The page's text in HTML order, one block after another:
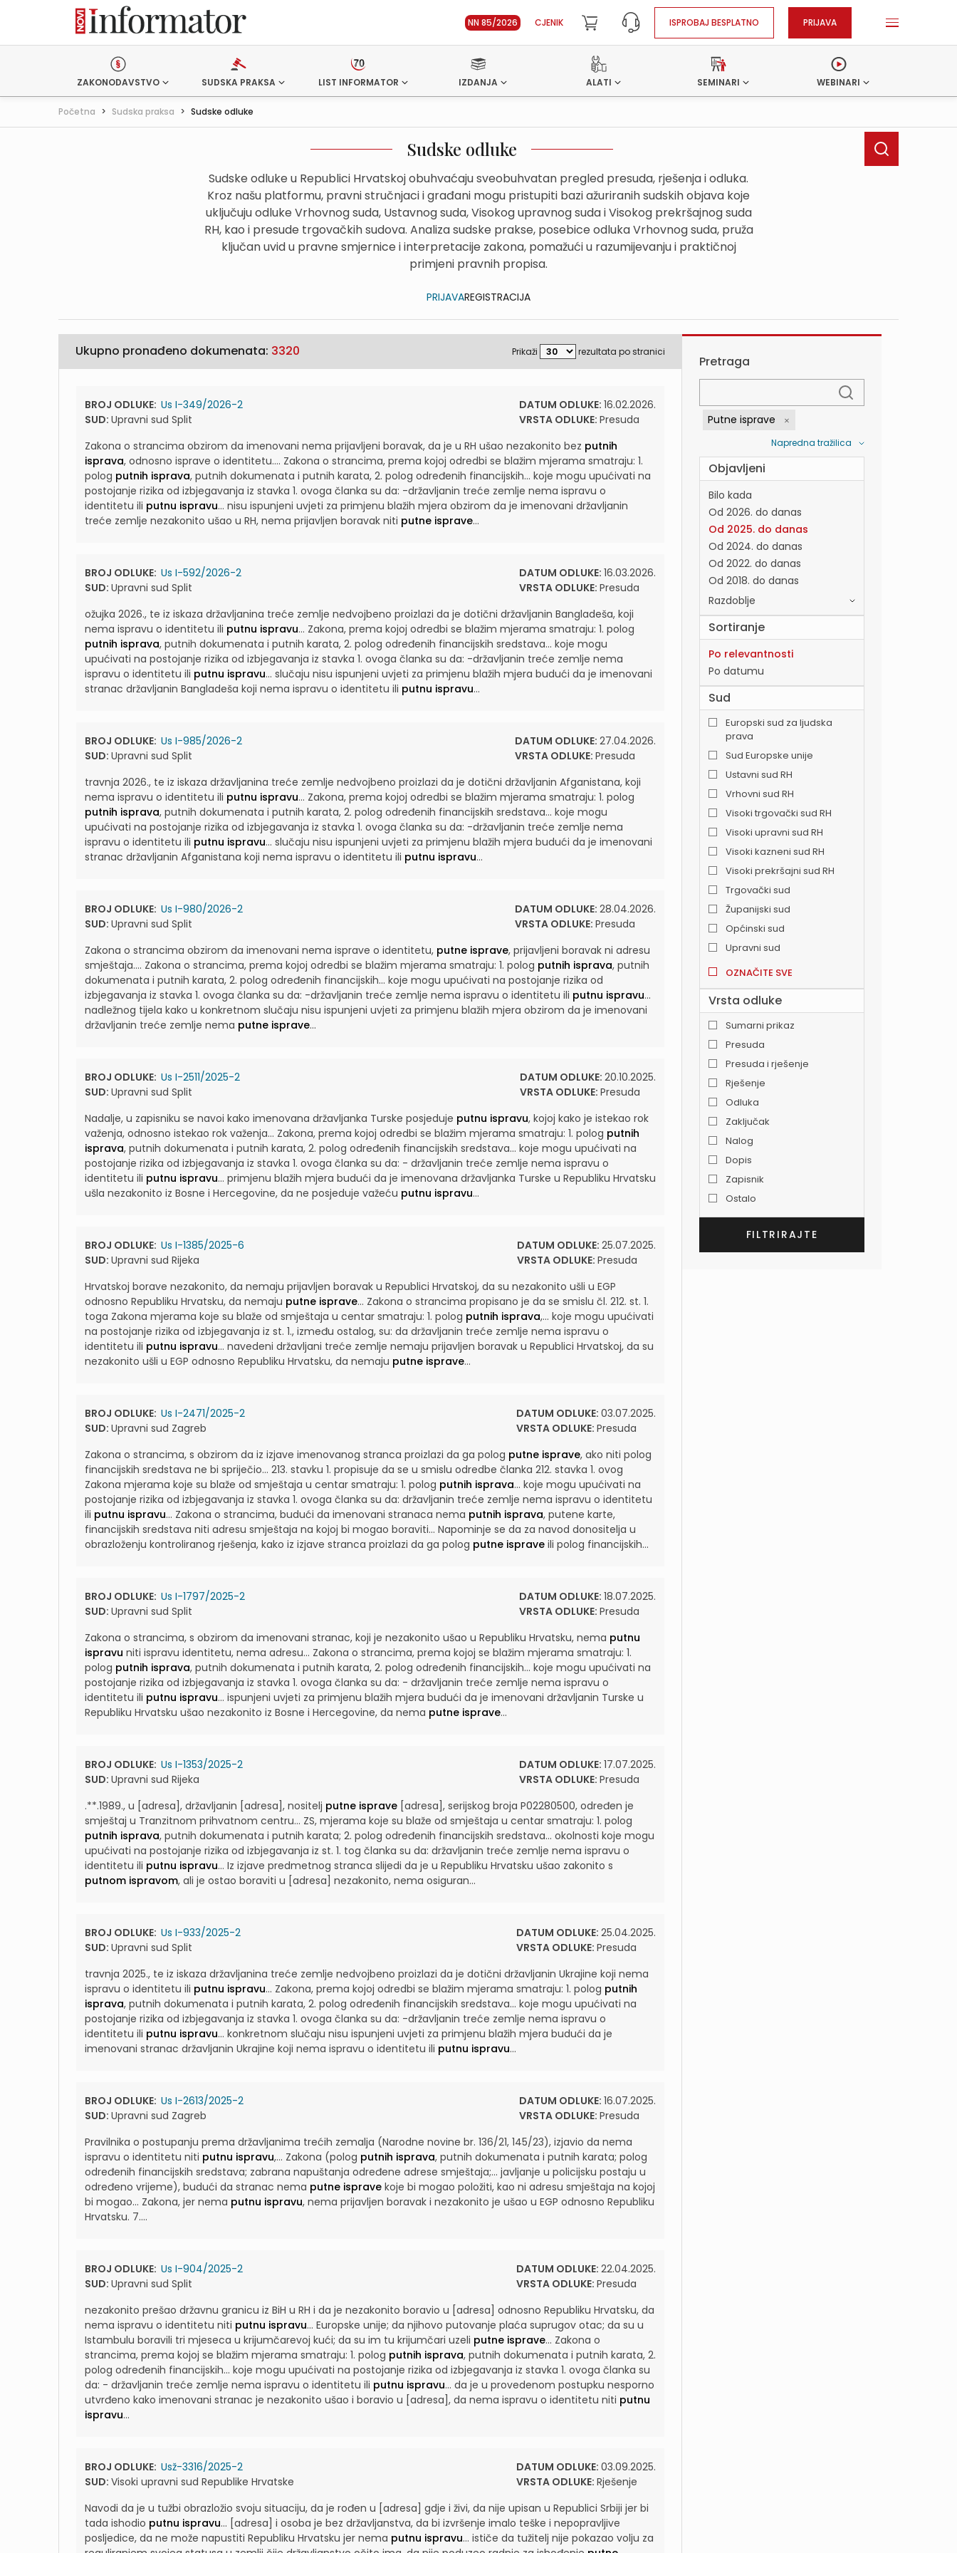
NN 85/2026 CJENIK ISPROBAJ BESPLATNO PRIJAVA
ZAKONODAVSTVO SUDSKA PRAKSA LIST INFORMATOR IZDANJA ALATI SEMINARI WEBINARI
Početna > Sudska praksa > Sudske odluke
Sudske odluke
Sudske odluke u Republici Hrvatskoj obuhvaćaju sveobuhvatan pregled presuda, rješenja i odluka.
Kroz našu platformu, pravni stručnjaci i građani mogu pristupiti bazi ažuriranih sudskih objava koje
uključuju odluke Vrhovnog suda, Ustavnog suda, Visokog upravnog suda i Visokog prekršajnog suda
RH, kao i presude trgovačkih sudova. Analiza sudske prakse, posebice odluka Vrhovnog suda, pruža
ključan uvid u pravne smjernice i interpretacije zakona, pomažući u razumijevanju i praktičnoj
primjeni pravnih propisa.
PRIJAVAREGISTRACIJA
Ukupno pronađeno dokumenata: 3320 Prikaži rezultata po stranici
BROJ ODLUKE: Us I-349/2026-2
SUD: Upravni sud Split
DATUM ODLUKE: 16.02.2026.
VRSTA ODLUKE: Presuda
Zakona o strancima obzirom da imenovani nema prijavljeni boravak, da je u RH ušao nezakonito bez putnih
isprava, odnosno isprave o identitetu.... Zakona o strancima, prema kojoj odredbi se blažim mjerama smatraju: 1.
polog putnih isprava, putnih dokumenata i putnih karata, 2. polog određenih financijskih... koje mogu upućivati na
postojanje rizika od izbjegavanja iz stavka 1. ovoga članka su da: -državljanin treće zemlje nema ispravu o
identitetu ili putnu ispravu... nisu ispunjeni uvjeti za primjenu blažih mjera obzirom da je imenovani državljanin
treće zemlje nezakonito ušao u RH, nema prijavljen boravak niti putne isprave...
BROJ ODLUKE: Us I-592/2026-2
SUD: Upravni sud Split
DATUM ODLUKE: 16.03.2026.
VRSTA ODLUKE: Presuda
ožujka 2026., te iz iskaza državljanina treće zemlje nedvojbeno proizlazi da je dotični državljanin Bangladeša, koji
nema ispravu o identitetu ili putnu ispravu... Zakona, prema kojoj odredbi se blažim mjerama smatraju: 1. polog
putnih isprava, putnih dokumenata i putnih karata, 2. polog određenih financijskih sredstava... koje mogu
upućivati na postojanje rizika od izbjegavanja iz stavka 1. ovoga članka su da: -državljanin treće zemlje nema
ispravu o identitetu ili putnu ispravu... slučaju nisu ispunjeni uvjeti za primjenu blažih mjera budući da je imenovani
stranac državljanin Bangladeša koji nema ispravu o identitetu ili putnu ispravu...
BROJ ODLUKE: Us I-985/2026-2
SUD: Upravni sud Split
DATUM ODLUKE: 27.04.2026.
VRSTA ODLUKE: Presuda
travnja 2026., te iz iskaza državljanina treće zemlje nedvojbeno proizlazi da je dotični državljanin Afganistana, koji
nema ispravu o identitetu ili putnu ispravu... Zakona, prema kojoj odredbi se blažim mjerama smatraju: 1. polog
putnih isprava, putnih dokumenata i putnih karata, 2. polog određenih financijskih sredstava... koje mogu
upućivati na postojanje rizika od izbjegavanja iz stavka 1. ovoga članka su da: -državljanin treće zemlje nema
ispravu o identitetu ili putnu ispravu... slučaju nisu ispunjeni uvjeti za primjenu blažih mjera budući da je imenovani
stranac državljanin Afganistana koji nema ispravu o identitetu ili putnu ispravu...
BROJ ODLUKE: Us I-980/2026-2
SUD: Upravni sud Split
DATUM ODLUKE: 28.04.2026.
VRSTA ODLUKE: Presuda
Zakona o strancima obzirom da imenovani nema isprave o identitetu, putne isprave, prijavljeni boravak ni adresu
smještaja.... Zakona o strancima, prema kojoj odredbi se blažim mjerama smatraju: 1. polog putnih isprava, putnih
dokumenata i putnih karata, 2. polog određenih financijskih... koje mogu upućivati na postojanje rizika od
izbjegavanja iz stavka 1. ovoga članka su da: -državljanin treće zemlje nema ispravu o identitetu ili putnu ispravu...
nadležnog tijela kako u konkretnom slučaju nisu ispunjeni uvjeti za primjenu blažih mjera obzirom da je imenovani
državljanin treće zemlje nema putne isprave...
BROJ ODLUKE: Us I-2511/2025-2
SUD: Upravni sud Split
DATUM ODLUKE: 20.10.2025.
VRSTA ODLUKE: Presuda
Nadalje, u zapisniku se navoi kako imenovana državljanka Turske posjeduje putnu ispravu, kojoj kako je istekao rok
važenja, odnosno istekao rok važenja... Zakona, prema kojoj odredbi se blažim mjerama smatraju: 1. polog putnih
isprava, putnih dokumenata i putnih karata, 2. polog određenih financijskih sredstava... koje mogu upućivati na
postojanje rizika od izbjegavanja iz stavka 1. ovoga članka su da: - državljanin treće zemlje nema ispravu o
identitetu ili putnu ispravu... primjenu blažih mjera budući da je imenovana državljanka Turske u Republiku Hrvatsku
ušla nezakonito iz Bosne i Hercegovine, da ne posjeduje važeću putnu ispravu...
BROJ ODLUKE: Us I-1385/2025-6
SUD: Upravni sud Rijeka
DATUM ODLUKE: 25.07.2025.
VRSTA ODLUKE: Presuda
Hrvatskoj borave nezakonito, da nemaju prijavljen boravak u Republici Hrvatskoj, da su nezakonito ušli u EGP
odnosno Republiku Hrvatsku, da nemaju putne isprave... Zakona o strancima propisano je da se smislu čl. 212. st. 1.
toga Zakona mjerama koje su blaže od smještaja u centar smatraju: 1. polog putnih isprava,... koje mogu upućivati
na postojanje rizika od izbjegavanja iz st. 1., između ostalog, su: da državljanin treće zemlje nema ispravu o
identitetu ili putnu ispravu... navedeni državljani treće zemlje nemaju prijavljen boravak u Republici Hrvatskoj, da su
nezakonito ušli u EGP odnosno Republiku Hrvatsku, da nemaju putne isprave...
BROJ ODLUKE: Us I-2471/2025-2
SUD: Upravni sud Zagreb
DATUM ODLUKE: 03.07.2025.
VRSTA ODLUKE: Presuda
Zakona o strancima, s obzirom da iz izjave imenovanog stranca proizlazi da ga polog putne isprave, ako niti polog
financijskih sredstava ne bi spriječio... 213. stavku 1. propisuje da se u smislu odredbe članka 212. stavka 1. ovog
Zakona mjerama koje su blaže od smještaja u centar smatraju: 1. polog putnih isprava... koje mogu upućivati na
postojanje rizika od izbjegavanja iz stavka 1. ovoga članka su da: državljanin treće zemlje nema ispravu o identitetu
ili putnu ispravu... Zakona o strancima, budući da imenovani stranaca nema putnih isprava, putene karte,
financijskih sredstava niti adresu smještaja na kojoj bi mogao boraviti... Napominje se da za navod donositelja u
obrazloženju kontroliranog rješenja, kako iz izjave stranca proizlazi da ga polog putne isprave ili polog financijskih...
BROJ ODLUKE: Us I-1797/2025-2
SUD: Upravni sud Split
DATUM ODLUKE: 18.07.2025.
VRSTA ODLUKE: Presuda
Zakona o strancima, s obzirom da imenovani stranac, koji je nezakonito ušao u Republiku Hrvatsku, nema putnu
ispravu niti ispravu identitetu, nema adresu... Zakona o strancima, prema kojoj se blažim mjerama smatraju: 1.
polog putnih isprava, putnih dokumenata i putnih karata, 2. polog određenih financijskih... koje mogu upućivati na
postojanje rizika od izbjegavanja iz stavka 1. ovoga članka su da: - državljanin treće zemlje nema ispravu o
identitetu ili putnu ispravu... ispunjeni uvjeti za primjenu blažih mjera budući da je imenovani državljanin Turske u
Republiku Hrvatsku ušao nezakonito iz Bosne i Hercegovine, da nema putne isprave...
BROJ ODLUKE: Us I-1353/2025-2
SUD: Upravni sud Rijeka
DATUM ODLUKE: 17.07.2025.
VRSTA ODLUKE: Presuda
.**.1989., u [adresa], državljanin [adresa], nositelj putne isprave [adresa], serijskog broja P02280500, određen je
smještaj u Tranzitnom prihvatnom centru... ZS, mjerama koje su blaže od smještaja u centar smatraju: 1. polog
putnih isprava, putnih dokumenata i putnih karata; 2. polog određenih financijskih sredstava... okolnosti koje mogu
upućivati na postojanje rizika od izbjegavanja iz st. 1. tog članka su da: državljanin treće zemlje nema ispravu o
identitetu ili putnu ispravu... Iz izjave predmetnog stranca slijedi da je u Republiku Hrvatsku ušao zakonito s
putnom ispravom, ali je ostao boraviti u [adresa] nezakonito, nema osiguran...
BROJ ODLUKE: Us I-933/2025-2
SUD: Upravni sud Split
DATUM ODLUKE: 25.04.2025.
VRSTA ODLUKE: Presuda
travnja 2025., te iz iskaza državljanina treće zemlje nedvojbeno proizlazi da je dotični državljanin Ukrajine koji nema
ispravu o identitetu ili putnu ispravu... Zakona, prema kojoj odredbi se blažim mjerama smatraju: 1. polog putnih
isprava, putnih dokumenata i putnih karata, 2. polog određenih financijskih sredstava... koje mogu upućivati na
postojanje rizika od izbjegavanja iz stavka 1. ovoga članka su da: -državljanin treće zemlje nema ispravu o
identitetu ili putnu ispravu... konkretnom slučaju nisu ispunjeni uvjeti za primjenu blažih mjera budući da je
imenovani stranac državljanin Ukrajine koji nema ispravu o identitetu ili putnu ispravu...
BROJ ODLUKE: Us I-2613/2025-2
SUD: Upravni sud Zagreb
DATUM ODLUKE: 16.07.2025.
VRSTA ODLUKE: Presuda
Pravilnika o postupanju prema državljanima trećih zemalja (Narodne novine br. 136/21, 145/23), izjavio da nema
ispravu o identitetu niti putnu ispravu,... Zakona (polog putnih isprava, putnih dokumenata i putnih karata; polog
određenih financijskih sredstava; zabrana napuštanja određene adrese smještaja;... javljanje u policijsku postaju u
određeno vrijeme), budući da stranac nema putne isprave koje bi mogao položiti, kao ni adresu smještaja na kojoj
bi mogao... Zakona, jer nema putnu ispravu, nema prijavljen boravak i nezakonito je ušao u EGP odnosno Republiku
Hrvatsku. 7....
BROJ ODLUKE: Us I-904/2025-2
SUD: Upravni sud Split
DATUM ODLUKE: 22.04.2025.
VRSTA ODLUKE: Presuda
nezakonito prešao državnu granicu iz BiH u RH i da je nezakonito boravio u [adresa] odnosno Republiku Hrvatsku, da
nema ispravu o identitetu niti putnu ispravu... Europske unije; da njihovo putovanje plaća suprugov otac; da su u
Istambulu boravili tri mjeseca u krijumčarevoj kući; da su im tu krijumčari uzeli putne isprave... Zakona o
strancima, prema kojoj se blažim mjerama smatraju: 1. polog putnih isprava, putnih dokumenata i putnih karata, 2.
polog određenih financijskih... koje mogu upućivati na postojanje rizika od izbjegavanja iz stavka 1. ovoga članka su
da: - državljanin treće zemlje nema ispravu o identitetu ili putnu ispravu... da je u provedenom postupku nesporno
utvrđeno kako imenovani stranac je nezakonito ušao i boravio u [adresa], da nema ispravu o identitetu niti putnu
ispravu...
BROJ ODLUKE: Usž-3316/2025-2
SUD: Visoki upravni sud Republike Hrvatske
DATUM ODLUKE: 03.09.2025.
VRSTA ODLUKE: Rješenje
Navodi da je u tužbi obrazložio svoju situaciju, da je rođen u [adresa] gdje i živi, da nije upisan u Republici Srbiji jer bi
tada ishodio putnu ispravu... [adresa] i osoba je bez državljanstva, da bi izvršenje imalo teške i nepopravljive
posljedice, da ne može napustiti Republiku Hrvatsku jer nema putnu ispravu... ističe da tužitelj nije pokazao volju za
Pretraga
Putne isprave
Napredna tražilica
Objavljeni
Bilo kada
Od 2026. do danas
Od 2025. do danas
Od 2024. do danas
Od 2022. do danas
Od 2018. do danas
Razdoblje
Sortiranje
Po relevantnosti
Po datumu
Sud
Europski sud za ljudska
prava
Sud Europske unije
Ustavni sud RH
Vrhovni sud RH
Visoki trgovački sud RH
Visoki upravni sud RH
Visoki kazneni sud RH
Visoki prekršajni sud RH
Trgovački sud
Županijski sud
Općinski sud
Upravni sud
OZNAČITE SVE
Vrsta odluke
Sumarni prikaz
Presuda
Presuda i rješenje
Rješenje
Odluka
Zaključak
Nalog
Dopis
Zapisnik
Ostalo